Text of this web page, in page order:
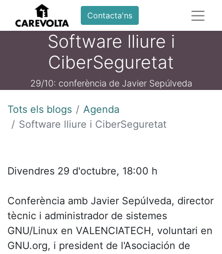
Contacta'ns
Software lliure i
CiberSeguretat
29/10: conferència de Javier Sepúlveda
Tots els blogs
Agenda
Software lliure i CiberSeguretat
Divendres 29 d'octubre, 18:00 h
Conferència amb Javier Sepúlveda, director
tècnic i administrador de sistemes
GNU/Linux en VALENCIATECH, voluntari en
GNU.org, i president de l'Asociación de